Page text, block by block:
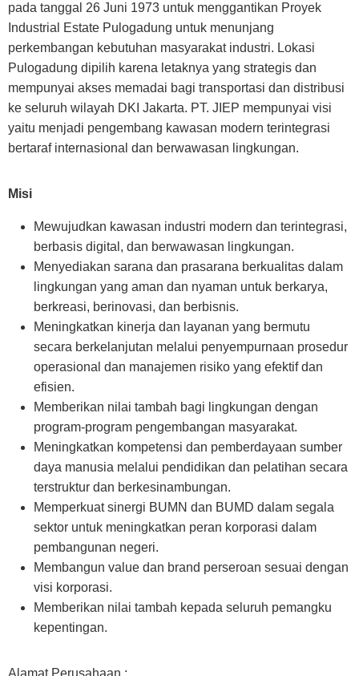
pada tanggal 26 Juni 1973 untuk menggantikan Proyek
Industrial Estate Pulogadung untuk menunjang
perkembangan kebutuhan masyarakat industri. Lokasi
Pulogadung dipilih karena letaknya yang strategis dan
mempunyai akses memadai bagi transportasi dan distribusi
ke seluruh wilayah DKI Jakarta. PT. JIEP mempunyai visi
yaitu menjadi pengembang kawasan modern terintegrasi
bertaraf internasional dan berwawasan lingkungan.
Misi
Mewujudkan kawasan industri modern dan terintegrasi,
berbasis digital, dan berwawasan lingkungan.
Menyediakan sarana dan prasarana berkualitas dalam
lingkungan yang aman dan nyaman untuk berkarya,
berkreasi, berinovasi, dan berbisnis.
Meningkatkan kinerja dan layanan yang bermutu
secara berkelanjutan melalui penyempurnaan prosedur
operasional dan manajemen risiko yang efektif dan
efisien.
Memberikan nilai tambah bagi lingkungan dengan
program-program pengembangan masyarakat.
Meningkatkan kompetensi dan pemberdayaan sumber
daya manusia melalui pendidikan dan pelatihan secara
terstruktur dan berkesinambungan.
Memperkuat sinergi BUMN dan BUMD dalam segala
sektor untuk meningkatkan peran korporasi dalam
pembangunan negeri.
Membangun value dan brand perseroan sesuai dengan
visi korporasi.
Memberikan nilai tambah kepada seluruh pemangku
kepentingan.
Alamat Perusahaan :